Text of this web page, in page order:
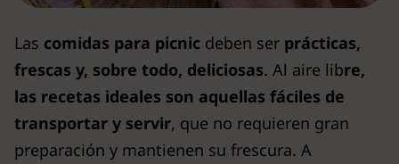
Las comidas para picnic deben ser prácticas,
frescas y, sobre todo, deliciosas. Al aire libre,
las recetas ideales son aquellas fáciles de
transportar y servir, que no requieren gran
preparación y mantienen su frescura. A